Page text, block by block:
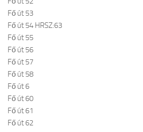
Fő út 53
Fő út 54 HRSZ:63
Fő út 55
Fő út 56
Fő út 57
Fő út 58
Fő út 6
Fő út 60
Fő út 61
Fő út 62